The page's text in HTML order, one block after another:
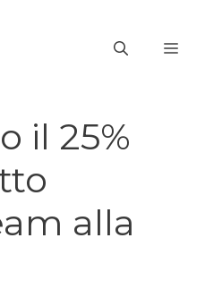
il 25%
alla